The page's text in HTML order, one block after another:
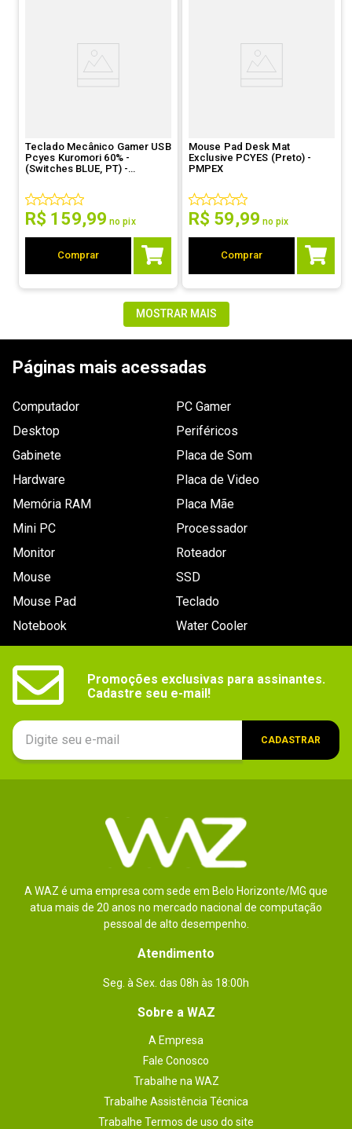
Teclado Mecânico Gamer USB
Pcyes Kuromori 60% -
(Switches BLUE, PT) -
R$ 159,99 no pix
Comprar
Mouse Pad Desk Mat
Exclusive PCYES (Preto) -
PMPEX
R$ 59,99 no pix
Comprar
MOSTRAR MAIS
Páginas mais acessadas
Computador
Desktop
Gabinete
Hardware
Memória RAM
Mini PC
Monitor
Mouse
Mouse Pad
Notebook
PC Gamer
Periféricos
Placa de Som
Placa de Video
Placa Mãe
Processador
Roteador
SSD
Teclado
Water Cooler
Promoções exclusivas para assinantes.
Cadastre seu e-mail!
CADASTRAR
A WAZ é uma empresa com sede em Belo Horizonte/MG que
atua mais de 20 anos no mercado nacional de computação
pessoal de alto desempenho.
Atendimento
Seg. à Sex. das 08h às 18:00h
Sobre a WAZ
A Empresa
Fale Conosco
Trabalhe na WAZ
Trabalhe Assistência Técnica
Trabalhe Termos de uso do site